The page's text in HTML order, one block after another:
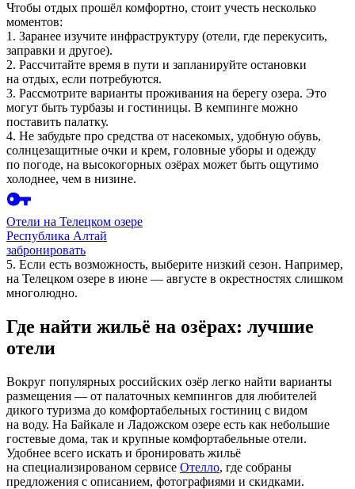
Чтобы отдых прошёл комфортно, стоит учесть несколько
моментов:
1. Заранее изучите инфраструктуру (отели, где перекусить,
заправки и другое).
2. Рассчитайте время в пути и запланируйте остановки
на отдых, если потребуются.
3. Рассмотрите варианты проживания на берегу озера. Это
могут быть турбазы и гостиницы. В кемпинге можно
поставить палатку.
4. Не забудьте про средства от насекомых, удобную обувь,
солнцезащитные очки и крем, головные уборы и одежду
по погоде, на высокогорных озёрах может быть ощутимо
холоднее, чем в низине.
Отели на Телецком озере
Республика Алтай
забронировать
5. Если есть возможность, выберите низкий сезон. Например,
на Телецком озере в июне — августе в окрестностях слишком
многолюдно.
Где найти жильё на озёрах: лучшие
отели
Вокруг популярных российских озёр легко найти варианты
размещения — от палаточных кемпингов для любителей
дикого туризма до комфортабельных гостиниц с видом
на воду. На Байкале и Ладожском озере есть как небольшие
гостевые дома, так и крупные комфортабельные отели.
Удобнее всего искать и бронировать жильё
на специализированом сервисе Отелло, где собраны
предложения с описанием, фотографиями и скидками.